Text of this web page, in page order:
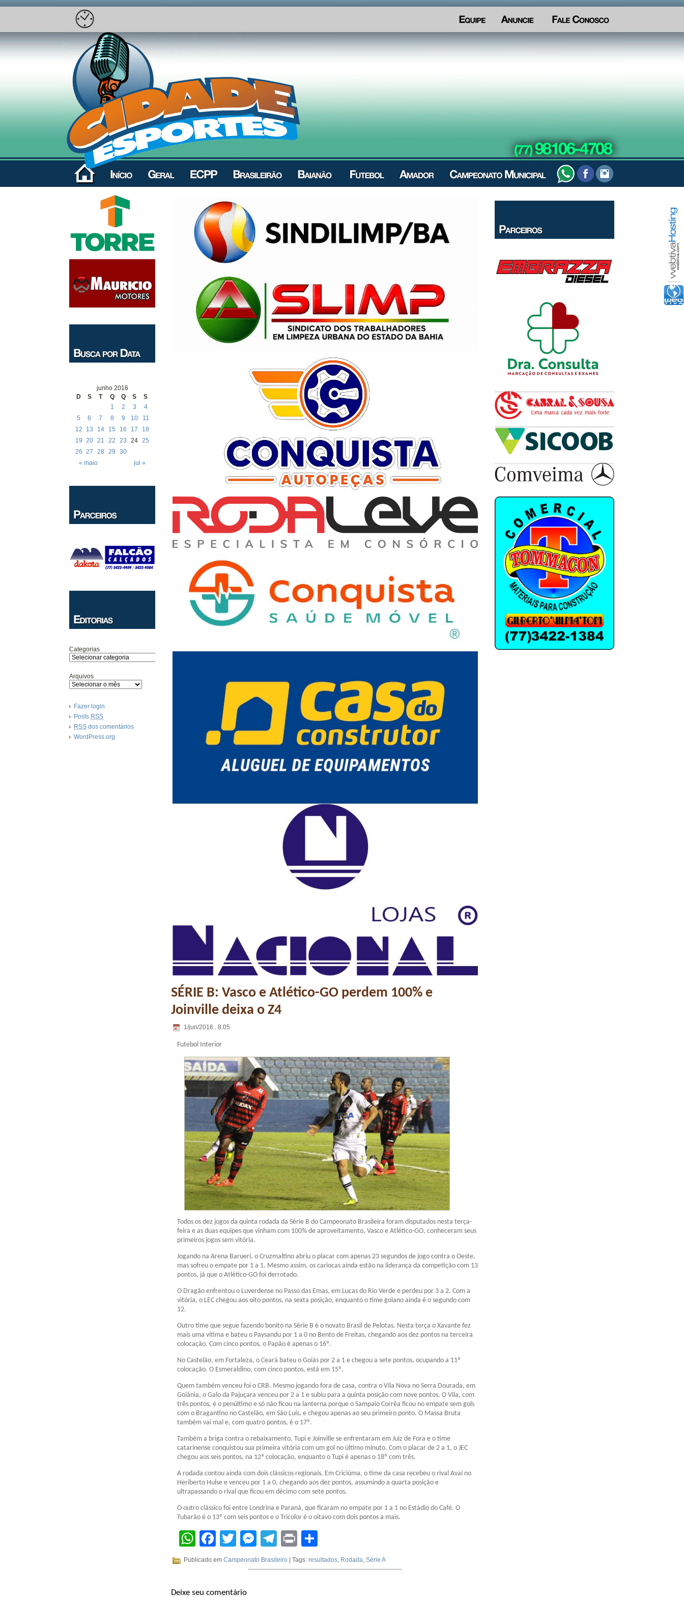
junho 2016
D
S T Q Q S S
« maio jul »
1 2 3
4
5
6 7 8 9 10
11
12
13 14 15 16 17
18
19 20 21 22 23 24 25
26 27 28 29 30
Categorias
Arquivos
Fazer login
Posts RSS
RSS dos comentários
WordPress.org
SÉRIE B: Vasco e Atlético-GO perdem 100% e
Joinville deixa o Z4
1/jun/2016 . 8:05
Futebol Interior
Todos os dez jogos da quinta rodada da Série B do Campeonato Brasileira foram disputados nesta terça-
feira e as duas equipes que vinham com 100% de aproveitamento, Vasco e Atlético-GO, conheceram seus
primeiros jogos sem vitória.
Jogando na Arena Barueri, o Cruzmaltino abriu o placar com apenas 23 segundos de jogo contra o Oeste,
mas sofreu o empate por 1 a 1. Mesmo assim, os cariocas ainda estão na liderança da competição com 13
pontos, já que o Atlético-GO foi derrotado.
O Dragão enfrentou o Luverdense no Passo das Emas, em Lucas do Rio Verde e perdeu por 3 a 2. Com a
vitória, o LEC chegou aos oito pontos, na sexta posição, enquanto o time goiano ainda é o segundo com
12.
Outro time que segue fazendo bonito na Série B é o novato Brasil de Pelotas. Nesta terça o Xavante fez
mais uma vítima e bateu o Paysandu por 1 a 0 no Bento de Freitas, chegando aos dez pontos na terceira
colocação. Com cinco pontos, o Papão é apenas o 16º.
No Castelão, em Fortaleza, o Ceará bateu o Goiás por 2 a 1 e chegou a sete pontos, ocupando a 11ª
colocação. O Esmeraldino, com cinco pontos, está em 15º.
Quem também venceu foi o CRB. Mesmo jogando fora de casa, contra o Vila Nova no Serra Dourada, em
Goiânia, o Galo da Pajuçara venceu por 2 a 1 e subiu para a quinta posição com nove pontos. O Vila, com
três pontos, é o penúltimo e só não ficou na lanterna porque o Sampaio Corrêa ficou no empate sem gols
com o Bragantino no Castelão, em São Luís, e chegou apenas ao seu primeiro ponto. O Massa Bruta
também vai mal e, com quatro pontos, é o 17º.
Também a briga contra o rebaixamento, Tupi e Joinville se enfrentaram em Juiz de Fora e o time
catarinense conquistou sua primeira vitória com um gol no último minuto. Com o placar de 2 a 1, o JEC
chegou aos seis pontos, na 12ª colocação, enquanto o Tupi é apenas o 18º com três.
A rodada contou ainda com dois clássicos regionais. Em Criciúma, o time da casa recebeu o rival Avaí no
Heriberto Hulse e venceu por 1 a 0, chegando aos dez pontos, assumindo a quarta posição e
ultrapassando o rival que ficou em décimo com sete pontos.
O outro clássico foi entre Londrina e Paraná, que ficaram no empate por 1 a 1 no Estádio do Café. O
Tubarão é o 13º com seis pontos e o Tricolor é o oitavo com dois pontos a mais.
WhatsApp
Facebook
Twitter
Messenger
Telegram
Print
Publicado em Campeonato Brasileiro | Tags: resultados Rodada Série A
Deixe seu comentário